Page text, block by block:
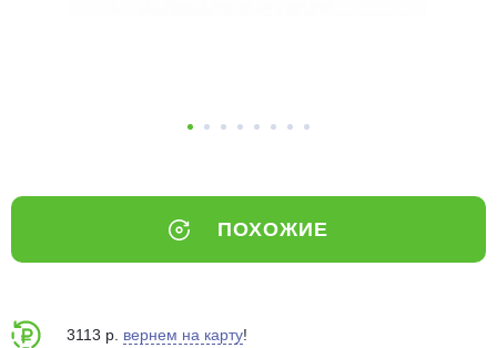
ПОХОЖИЕ
3113 р. вернем на карту!